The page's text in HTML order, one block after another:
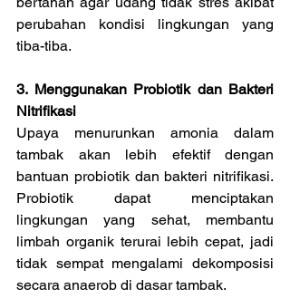
perubahan kondisi lingkungan yang
tiba-tiba.
3. Menggunakan Probiotik dan Bakteri
Nitrifikasi
Upaya menurunkan amonia dalam
tambak akan lebih efektif dengan
bantuan probiotik dan bakteri nitrifikasi.
Probiotik dapat menciptakan
lingkungan yang sehat, membantu
limbah organik terurai lebih cepat, jadi
tidak sempat mengalami dekomposisi
secara anaerob di dasar tambak.